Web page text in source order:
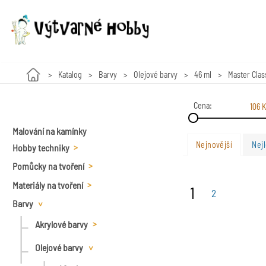
Katalog Barvy Olejové barvy 46 ml Master
Malování na kamínky
Hobby techniky
Výroba svíček
Korálkování
Dřevěné korálky
Voskové perly
Návlekový materiál a
příslušenství, kleště
Modelování
Pomůcky na tvoření
Nůžky
Kleště
Špendlíky
Vyřezávací nože,skalpely
Materiály na tvoření
Kování a pod.
Textil
Diamanty
Barvy
Akrylové barvy
25 ml
Olejové barvy
Cena: 106
Nejnovější
1 2